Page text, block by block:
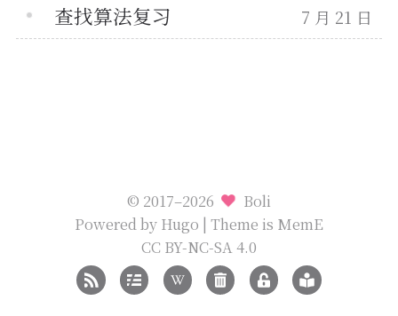
查找算法复习 7 月 21 日
© 2017–2026
Boli
Powered by Hugo | Theme is MemE
CC BY-NC-SA 4.0